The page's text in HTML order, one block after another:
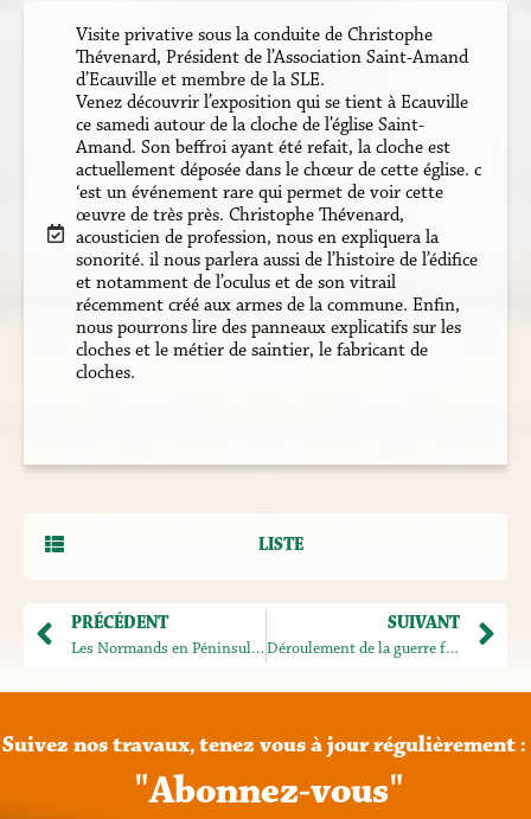
Visite privative sous la conduite de Christophe
Thévenard, Président de l’Association Saint-Amand
d’Ecauville et membre de la SLE.
Venez découvrir l’exposition qui se tient à Ecauville
ce samedi autour de la cloche de l’église Saint-
Amand. Son beffroi ayant été refait, la cloche est
actuellement déposée dans le chœur de cette église. c
‘est un événement rare qui permet de voir cette
œuvre de très près. Christophe Thévenard,
acousticien de profession, nous en expliquera la
sonorité. il nous parlera aussi de l’histoire de l’édifice
et notamment de l’oculus et de son vitrail
récemment créé aux armes de la commune. Enfin,
nous pourrons lire des panneaux explicatifs sur les
cloches et le métier de saintier, le fabricant de
cloches.
LISTE
PRÉCÉDENT
Les Normands en Péninsule ibérique
SUIVANT
Déroulement de la guerre franco-prussienne de 1870-1871 à Evreux (modification du programme prévu)
Suivez nos travaux, tenez vous à jour régulièrement :
"Abonnez-vous"